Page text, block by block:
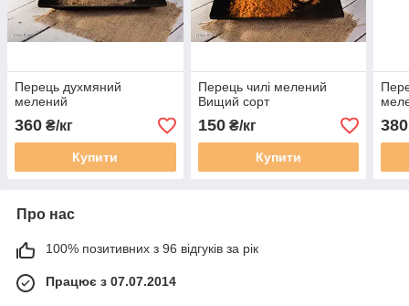
Перець духмяний
мелений
360 ₴/кг
Купити
Перець чилі мелений
Вищий сорт
150₴/кг
Купити
380
Про нас
100% позитивних з 96 відгуків за рік
Працює з 07.07.2014